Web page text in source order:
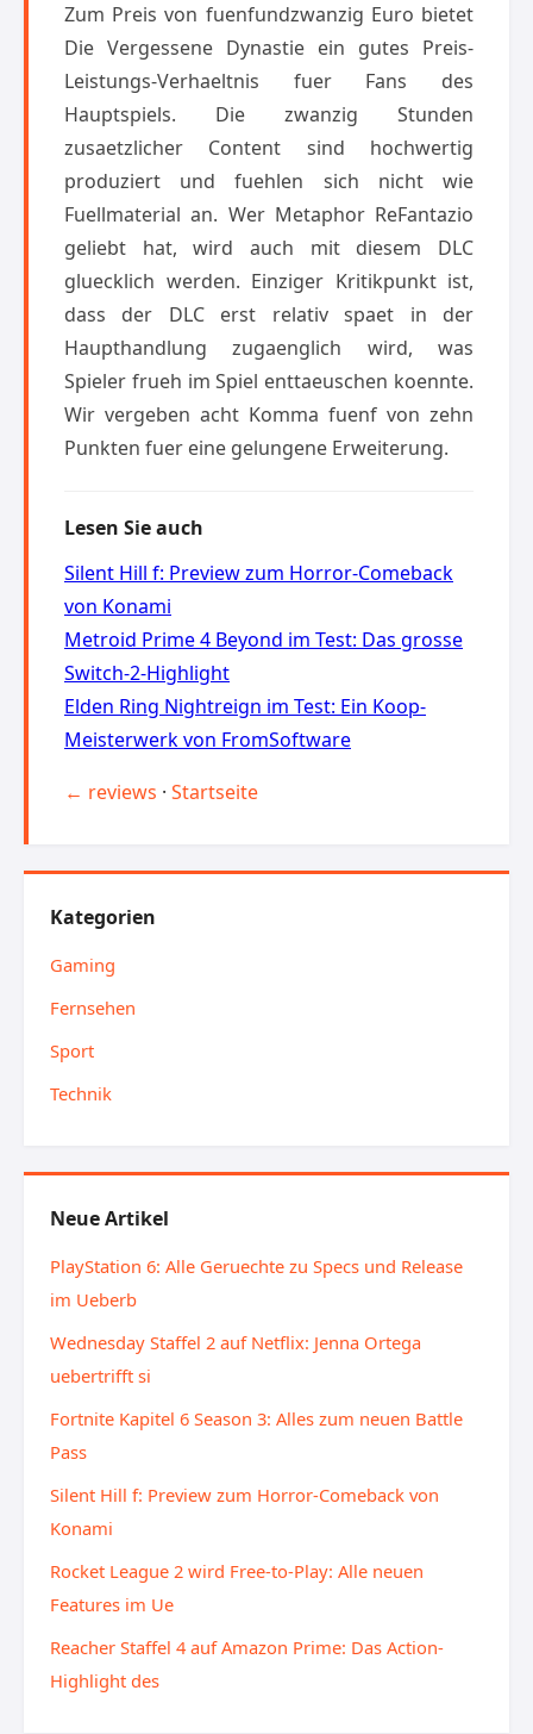
Zum Preis von fuenfundzwanzig Euro bietet
Die Vergessene Dynastie ein gutes Preis-
Leistungs-Verhaeltnis fuer Fans des
Hauptspiels. Die zwanzig Stunden
zusaetzlicher Content sind hochwertig
produziert und fuehlen sich nicht wie
Fuellmaterial an. Wer Metaphor ReFantazio
geliebt hat, wird auch mit diesem DLC
gluecklich werden. Einziger Kritikpunkt ist,
dass der DLC erst relativ spaet in der
Haupthandlung zugaenglich wird, was
Spieler frueh im Spiel enttaeuschen koennte.
Wir vergeben acht Komma fuenf von zehn
Punkten fuer eine gelungene Erweiterung.
Lesen Sie auch
Silent Hill f: Preview zum Horror-Comeback
von Konami
Metroid Prime 4 Beyond im Test: Das grosse
Switch-2-Highlight
Elden Ring Nightreign im Test: Ein Koop-
Meisterwerk von FromSoftware
← reviews · Startseite
Kategorien
Gaming
Fernsehen
Sport
Technik
Neue Artikel
PlayStation 6: Alle Geruechte zu Specs und Release
im Ueberb
Wednesday Staffel 2 auf Netflix: Jenna Ortega
uebertrifft si
Fortnite Kapitel 6 Season 3: Alles zum neuen Battle
Pass
Silent Hill f: Preview zum Horror-Comeback von
Konami
Rocket League 2 wird Free-to-Play: Alle neuen
Features im Ue
Reacher Staffel 4 auf Amazon Prime: Das Action-
Highlight des